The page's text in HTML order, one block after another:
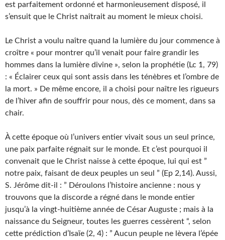
est parfaitement ordonné et harmonieusement disposé, il
s’ensuit que le Christ naîtrait au moment le mieux choisi.
Le Christ a voulu naître quand la lumière du jour commence à
croître « pour montrer qu’il venait pour faire grandir les
hommes dans la lumière divine », selon la prophétie (Lc 1, 79)
: « Éclairer ceux qui sont assis dans les ténèbres et l’ombre de
la mort. » De même encore, il a choisi pour naître les rigueurs
de l’hiver afin de souffrir pour nous, dès ce moment, dans sa
chair.
À cette époque où l’univers entier vivait sous un seul prince,
une paix parfaite régnait sur le monde. Et c’est pourquoi il
convenait que le Christ naisse à cette époque, lui qui est ”
notre paix, faisant de deux peuples un seul ” (Ep 2,14). Aussi,
S. Jérôme dit-il : ” Déroulons l’histoire ancienne : nous y
trouvons que la discorde a régné dans le monde entier
jusqu’à la vingt-huitième année de César Auguste ; mais à la
naissance du Seigneur, toutes les guerres cessèrent “, selon
cette prédiction d’Isaïe (2, 4) : ” Aucun peuple ne lèvera l’épée